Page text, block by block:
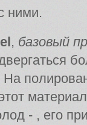
ними.
, базовый
- , его